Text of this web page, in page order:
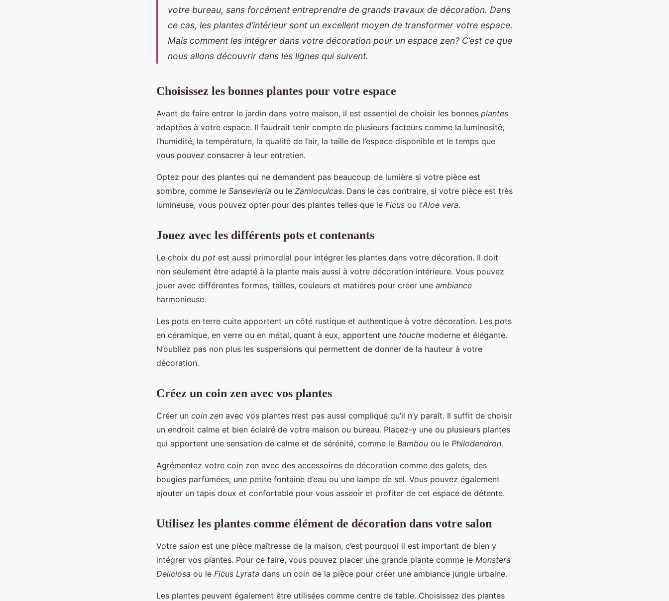
votre bureau, sans forcément entreprendre de grands travaux de décoration. Dans
ce cas, les plantes d’intérieur sont un excellent moyen de transformer votre espace.
Mais comment les intégrer dans votre décoration pour un espace zen? C’est ce que
nous allons découvrir dans les lignes qui suivent.
Choisissez les bonnes plantes pour votre espace
Avant de faire entrer le jardin dans votre maison, il est essentiel de choisir les bonnes plantes
adaptées à votre espace. Il faudrait tenir compte de plusieurs facteurs comme la luminosité,
l’humidité, la température, la qualité de l’air, la taille de l’espace disponible et le temps que
vous pouvez consacrer à leur entretien.
Optez pour des plantes qui ne demandent pas beaucoup de lumière si votre pièce est
sombre, comme le Sansevieria ou le Zamioculcas. Dans le cas contraire, si votre pièce est très
lumineuse, vous pouvez opter pour des plantes telles que le Ficus ou l’Aloe vera.
Jouez avec les différents pots et contenants
Le choix du pot est aussi primordial pour intégrer les plantes dans votre décoration. Il doit
non seulement être adapté à la plante mais aussi à votre décoration intérieure. Vous pouvez
jouer avec différentes formes, tailles, couleurs et matières pour créer une ambiance
harmonieuse.
Les pots en terre cuite apportent un côté rustique et authentique à votre décoration. Les pots
en céramique, en verre ou en métal, quant à eux, apportent une touche moderne et élégante.
N’oubliez pas non plus les suspensions qui permettent de donner de la hauteur à votre
décoration.
Créez un coin zen avec vos plantes
Créer un coin zen avec vos plantes n’est pas aussi compliqué qu’il n’y paraît. Il suffit de choisir
un endroit calme et bien éclairé de votre maison ou bureau. Placez-y une ou plusieurs plantes
qui apportent une sensation de calme et de sérénité, comme le Bambou ou le Philodendron.
Agrémentez votre coin zen avec des accessoires de décoration comme des galets, des
bougies parfumées, une petite fontaine d’eau ou une lampe de sel. Vous pouvez également
ajouter un tapis doux et confortable pour vous asseoir et profiter de cet espace de détente.
Utilisez les plantes comme élément de décoration dans votre salon
Votre salon est une pièce maîtresse de la maison, c’est pourquoi il est important de bien y
intégrer vos plantes. Pour ce faire, vous pouvez placer une grande plante comme le Monstera
Deliciosa ou le Ficus Lyrata dans un coin de la pièce pour créer une ambiance jungle urbaine.
Les plantes peuvent également être utilisées comme centre de table. Choisissez des plantes